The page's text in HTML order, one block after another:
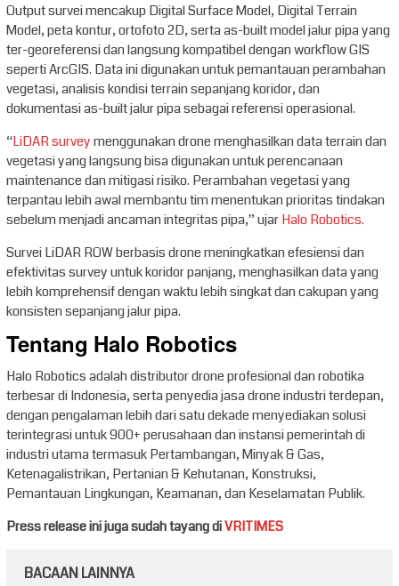
Output survei mencakup Digital Surface Model, Digital Terrain
Model, peta kontur, ortofoto 2D, serta as-built model jalur pipa yang
ter-georeferensi dan langsung kompatibel dengan workflow GIS
seperti ArcGIS. Data ini digunakan untuk pemantauan perambahan
vegetasi, analisis kondisi terrain sepanjang koridor, dan
dokumentasi as-built jalur pipa sebagai referensi operasional.
“LiDAR surveymenggunakan drone menghasilkan data terrain dan
vegetasi yang langsung bisa digunakan untuk perencanaan
maintenance dan mitigasi risiko. Perambahan vegetasi yang
terpantau lebih awal membantu tim menentukan prioritas tindakan
sebelum menjadi ancaman integritas pipa,” ujarHalo Robotics.
Survei LiDAR ROW berbasis drone meningkatkan efesiensi dan
efektivitas survey untuk koridor panjang, menghasilkan data yang
lebih komprehensif dengan waktu lebih singkat dan cakupan yang
konsisten sepanjang jalur pipa.
Tentang Halo Robotics
Halo Robotics adalah distributor drone profesional dan robotika
terbesar di Indonesia, serta penyedia jasa drone industri terdepan,
dengan pengalaman lebih dari satu dekade menyediakan solusi
terintegrasi untuk 900+ perusahaan dan instansi pemerintah di
industri utama termasuk Pertambangan, Minyak & Gas,
Ketenagalistrikan, Pertanian & Kehutanan, Konstruksi,
Pemantauan Lingkungan, Keamanan, dan Keselamatan Publik.
Press release ini juga sudah tayang diVRITIMES
BACAAN LAINNYA